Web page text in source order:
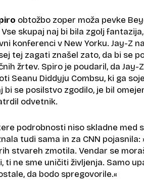
obtožbo zoper moža pevke
skupaj naj bi bila zgolj
konferenci v New Yorku. Jay-Z
tej zagati znašel zato, da bi se
žrtev. Spiro je poudaril, da Jay-
Seanu Diddyju Combsu, ki ga
bi se posilstvo zgodilo, je bil
odvetnik.
podrobnosti niso skladne med
tudi sama in za CNN pojasnila:
stvareh zmotila. Vendar se
ti ne sme uničiti življenja. Samo
da bodo spregovorile.«